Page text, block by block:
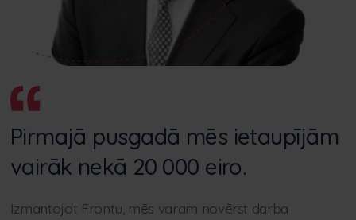
Pirmajā pusgadā mēs ietaupījām
vairāk nekā 20 000 eiro.
Izmantojot Frontu, mēs varam novērst darba